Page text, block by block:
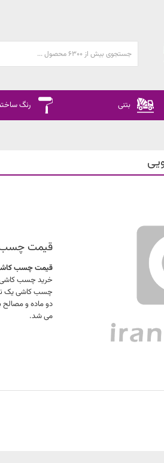
بتنی رنگ
قیمت چسب کاشی
قیمت چسب کاشی 5
خرید چسب
چسب کاشی یک
دو ماده و مصالح
می شد.